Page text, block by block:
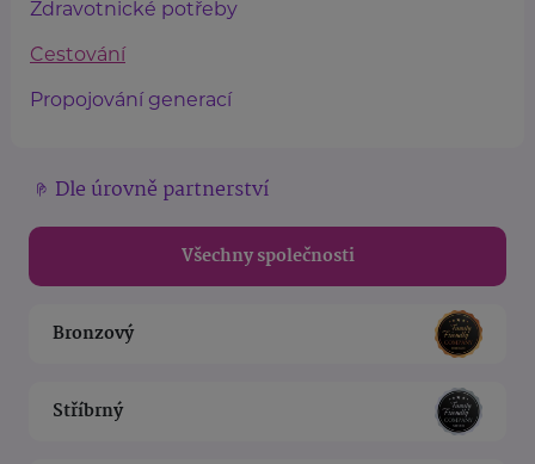
Zdravotnické potřeby
Cestování
Propojování generací
Dle úrovně partnerství
Všechny společnosti
Bronzový
Stříbrný